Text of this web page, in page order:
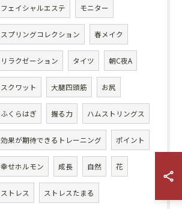
フェイシャルエステ モニター
スプリングコレクション 春メイク
リラクゼーション タイツ 朝C夜A
スクワット 大腿四頭筋 お尻
ふくらはぎ 握る力 ハムストリングス
効果が期待できるトレーニング ポイント
幸せホルモン 成長 自然 花
ストレス ストレスたまる